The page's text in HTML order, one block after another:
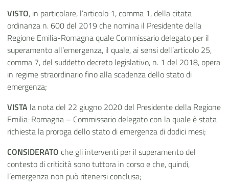
VISTO, in particolare, l’articolo 1, comma 1, della citata
ordinanza n. 600 del 2019 che nomina il Presidente della
Regione Emilia-Romagna quale Commissario delegato per il
superamento all’emergenza, il quale, ai sensi dell’articolo 25,
comma 7, del suddetto decreto legislativo, n. 1 del 2018, opera
in regime straordinario fino alla scadenza dello stato di
emergenza;
VISTA la nota del 22 giugno 2020 del Presidente della Regione
Emilia-Romagna – Commissario delegato con la quale è stata
richiesta la proroga dello stato di emergenza di dodici mesi;
CONSIDERATO che gli interventi per il superamento del
contesto di criticità sono tuttora in corso e che, quindi,
l’emergenza non può ritenersi conclusa;